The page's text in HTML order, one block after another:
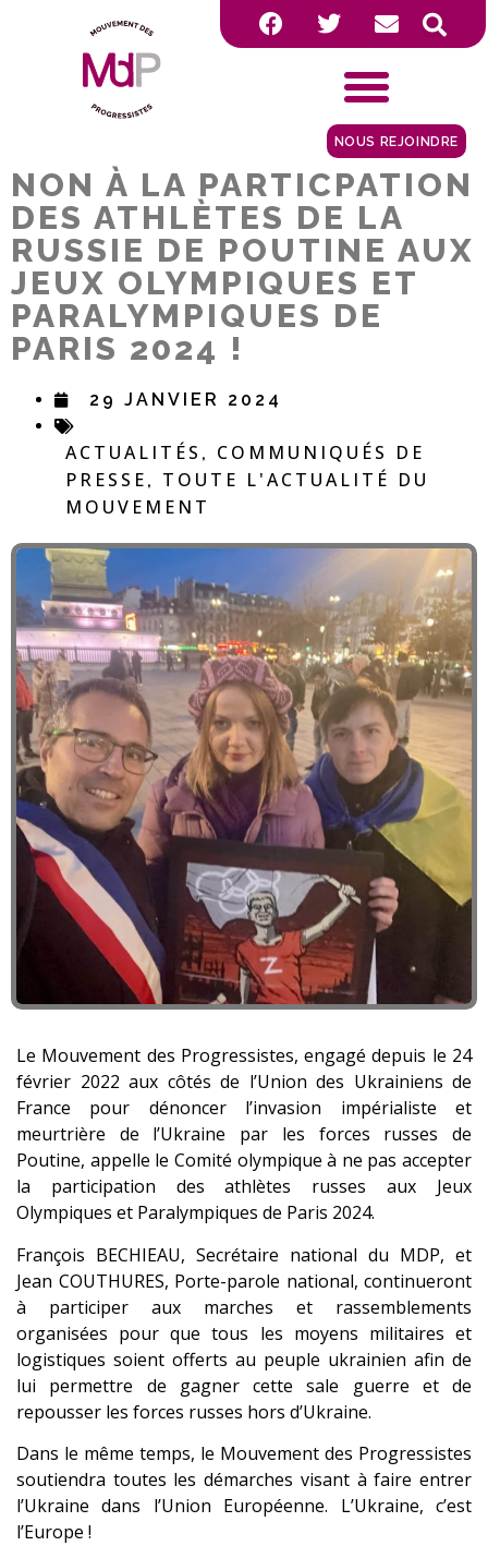
NOUS REJOINDRE
NON À LA PARTICPATION
DES ATHLÈTES DE LA
RUSSIE DE POUTINE AUX
JEUX OLYMPIQUES ET
PARALYMPIQUES DE
PARIS 2024 !
29 JANVIER 2024
ACTUALITÉS , COMMUNIQUÉS DE
PRESSE , TOUTE L'ACTUALITÉ DU
MOUVEMENT
Le Mouvement des Progressistes, engagé depuis le 24
février 2022 aux côtés de l’Union des Ukrainiens de
France pour dénoncer l’invasion impérialiste et
meurtrière de l’Ukraine par les forces russes de
Poutine, appelle le Comité olympique à ne pas accepter
la participation des athlètes russes aux Jeux
Olympiques et Paralympiques de Paris 2024.
François BECHIEAU, Secrétaire national du MDP, et
Jean COUTHURES, Porte-parole national, continueront
à participer aux marches et rassemblements
organisées pour que tous les moyens militaires et
logistiques soient offerts au peuple ukrainien afin de
lui permettre de gagner cette sale guerre et de
repousser les forces russes hors d’Ukraine.
Dans le même temps, le Mouvement des Progressistes
soutiendra toutes les démarches visant à faire entrer
l’Ukraine dans l’Union Européenne. L’Ukraine, c’est
l’Europe !